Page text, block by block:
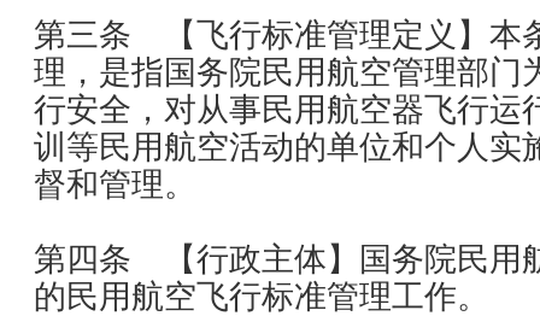
第三条 【飞行标准管理定义】本
理，是指国务院民用航空管理部门
行安全，对从事民用航空器飞行运
训等民用航空活动的单位和个人实
督和管理。
第四条 【行政主体】国务院民用
的民用航空飞行标准管理工作。